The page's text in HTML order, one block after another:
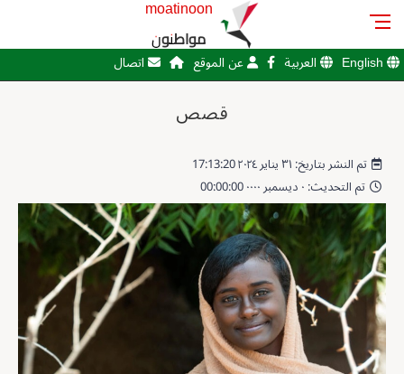
moatinoon
مواطنون
English العربية عن الموقع اتصال
قصص
تم النشر بتاريخ: ٣١ يناير ٢٠٢٤ 17:13:20
تم التحديث: ٠ ديسمبر ٠٠٠٠ 00:00:00